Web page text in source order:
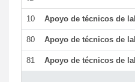
10 Apoyo de técnicos de
80 Apoyo de técnicos de
81 Apoyo de técnicos de